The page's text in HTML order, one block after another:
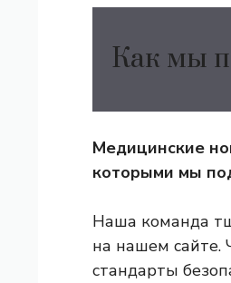
Как мы
Медицинские
которыми мы
Наша команда
на нашем сайте.
стандарты